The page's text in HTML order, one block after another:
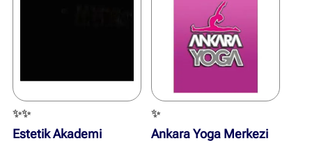
✨✨
Estetik Akademi
✨
Ankara Yoga Merkezi